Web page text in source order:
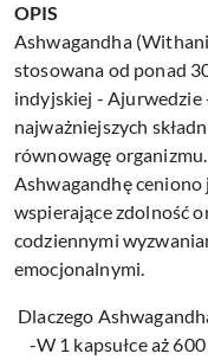
OPIS
Ashwagandha
stosowana od ponad
indyjskiej - Ajurwedzie
najważniejszych
równowagę
Ashwagandhę ceniono
wspierające zdolność
codziennymi
emocjonalnymi.
Dlaczego
-W 1 kapsułce aż